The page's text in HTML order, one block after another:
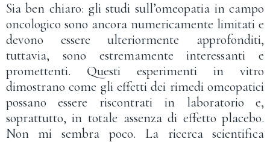
Sia ben chiaro: gli studi sull’omeopatia in campo
oncologico sono ancora numericamente limitati e
devono essere ulteriormente approfonditi,
tuttavia, sono estremamente interessanti e
promettenti. Questi esperimenti in vitro
dimostrano come gli effetti dei rimedi omeopatici
possano essere riscontrati in laboratorio e,
soprattutto, in totale assenza di effetto placebo.
Non mi sembra poco. La ricerca scientifica